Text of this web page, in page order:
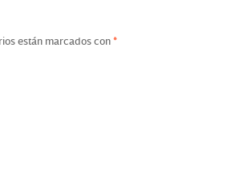
están marcados con*